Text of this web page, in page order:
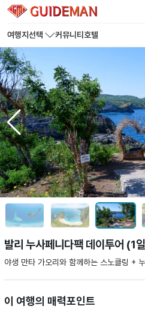
여행지선택 커뮤니티 호텔
발리 누사페니다팩 데이투어 (1
야생 만타 가오리와 함께하는 스노클링 +
이 여행의 매력포인트